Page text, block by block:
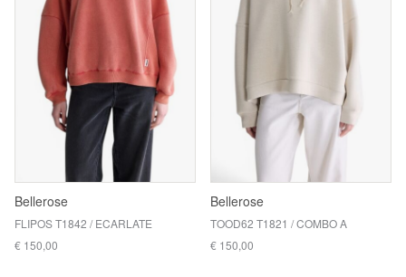
Bellerose
FLIPOS T1842 / ECARLATE
€ 150,00
Bellerose
TOOD62 T1821 / COMBO A
€ 150,00